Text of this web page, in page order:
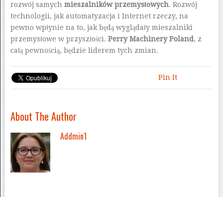
rozwój samych mieszalników przemysłowych. Rozwój
technologii, jak automatyzacja i Internet rzeczy, na
pewno wpłynie na to, jak będą wyglądały mieszalniki
przemysłowe w przyszłości. Perry Machinery Poland, z
całą pewnością, będzie liderem tych zmian.
Pin It
About The Author
Addmin1